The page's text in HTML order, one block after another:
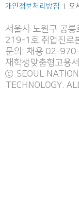
개인정보처리방침 | 오
서울시 노원구 공
219-1호 취업진로
문의: 채용 02-
재학생맞춤형고용
ⓒ SEOUL
TECHNOLOGY.